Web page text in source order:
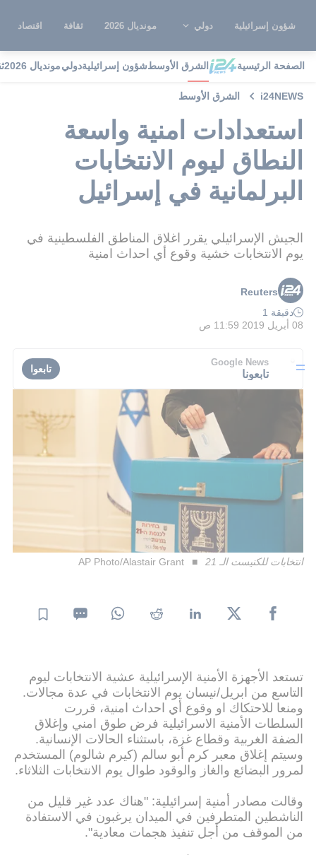
شؤون إسرائيلية دولي مونديال 2026 ثقافة اقتصاد
الصفحة الرئيسية الشرق الأوسطشؤون إسرائيليةدوليمونديال 2026
i24NEWS الشرق الأوسط
استعدادات امنية واسعة
النطاق ليوم الانتخابات
البرلمانية في إسرائيل
الجيش الإسرائيلي يقرر اغلاق المناطق الفلسطينية في
يوم الانتخابات خشية وقوع أي احداث امنية
Reuters
دقيقة 1
08 أبريل 2019 11:59 ص
Google News
تابعونا تابعوا
انتخابات للكنيست الـ 21 AP Photo/Alastair Grant
تستعد الأجهزة الأمنية الإسرائيلية عشية الانتخابات ليوم
التاسع من ابريل/نيسان يوم الانتخابات في عدة مجالات.
ومنعا للاحتكاك او وقوع أي احداث امنية، قررت
السلطات الأمنية الاسرائيلية فرض طوق امني وإغلاق
الضفة الغربية وقطاع غزة، باستثناء الحالات الإنسانية.
وسيتم إغلاق معبر كرم أبو سالم (كيرم شالوم) المستخدم
لمرور البضائع والغاز والوقود طوال يوم الانتخابات الثلاثاء.
وقالت مصادر أمنية إسرائيلية: "هناك عدد غير قليل من
الناشطين المتطرفين في الميدان يرغبون في الاستفادة
من الموقف من أجل تنفيذ هجمات معادية".